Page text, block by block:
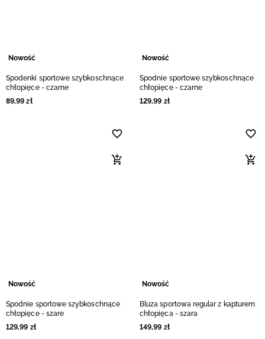
Nowość
Spodenki sportowe szybkoschnące
chłopięce - czarne
89,99 zł
Nowość
Spodnie sportowe szybkoschnące
chłopięce - czarne
129,99 zł
Nowość
Spodnie sportowe szybkoschnące
chłopięce - szare
129,99 zł
Nowość
Bluza sportowa regular z kapturem
chłopięca - szara
149,99 zł